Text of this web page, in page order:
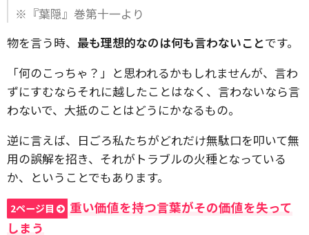
※『葉隠』巻第十一より
物を言う時、 最も理想的なのは何も言わないことです。
「何のこっちゃ？」と思われるかもしれませんが、言わ
ずにすむならそれに越したことはなく、言わないなら言
わないで、大抵のことはどうにかなるもの。
逆に言えば、日ごろ私たちがどれだけ無駄口を叩いて無
用の誤解を招き、それがトラブルの火種となっている
か、ということでもあります。
2ページ目
重い価値を持つ言葉がその価値を失って
しまう